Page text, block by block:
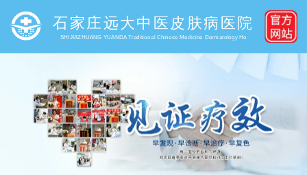
石家庄远大中医皮肤病医院
SHIJIAZHUANG YUANDA Traditional Chinese Medicine Dermatology Ho